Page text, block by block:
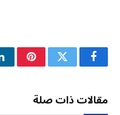
فيسبوكتويتر
مقالات ذات صلة